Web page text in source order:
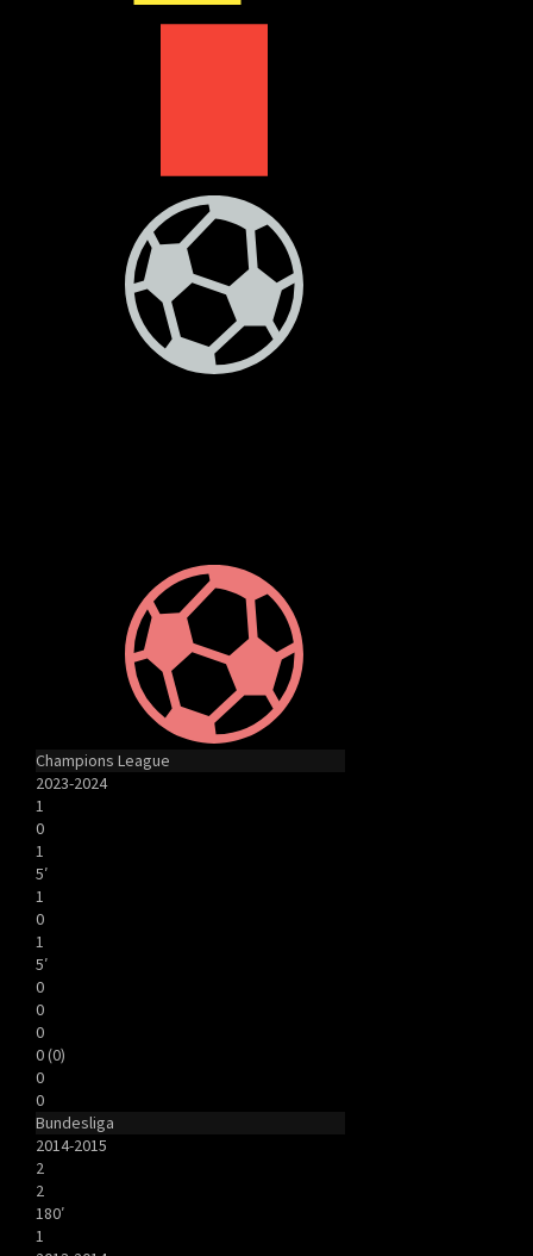
Champions League
2023-2024
1
0
1
5′
1
0
1
5′
0
0
0
0 (0)
0
0
Bundesliga
2014-2015
2
2
180′
1